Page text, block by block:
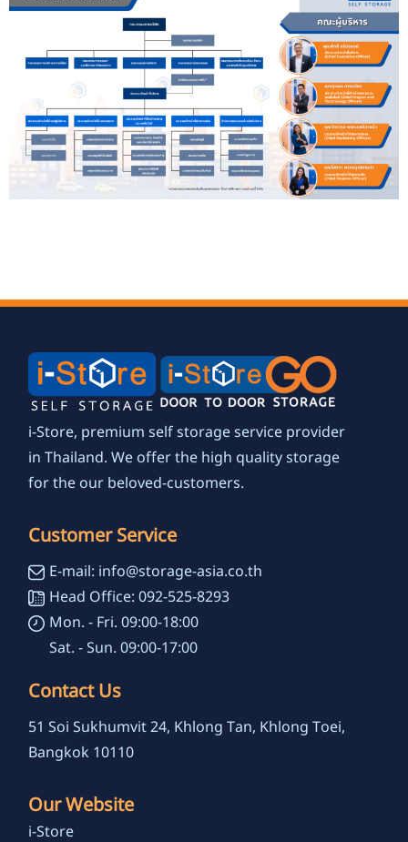
i-Store, premium self storage service provider
in Thailand. We offer the high quality storage
for the our beloved-customers.
Customer Service
E-mail: info@storage-asia.co.th
Head Office: 092-525-8293
Mon. - Fri. 09:00-18:00
Sat. - Sun. 09:00-17:00
Contact Us
51 Soi Sukhumvit 24, Khlong Tan, Khlong Toei,
Bangkok 10110
Our Website
i-Store